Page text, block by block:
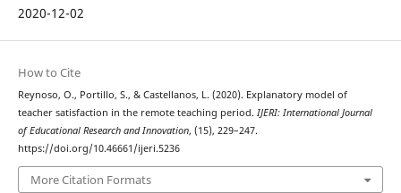
2020-12-02
How to Cite
Reynoso, O., Portillo, S., & Castellanos, L. (2020). Explanatory model of
teacher satisfaction in the remote teaching period. IJERI: International Journal
of Educational Research and Innovation, (15), 229–247.
https://doi.org/10.46661/ijeri.5236
More Citation Formats